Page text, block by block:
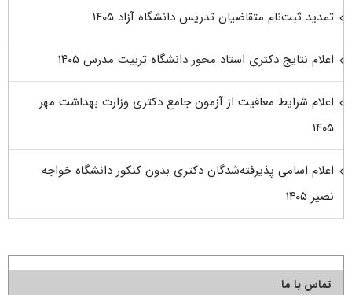
تمدید ثبت‌نام متقاضیان تدریس دانشگاه آزاد ۱۴۰۵
اعلام نتایج دکتری استاد محور دانشگاه تربیت مدرس ۱۴۰۵
اعلام شرایط معافیت از آزمون جامع دکتری وزارت بهداشت مهر
۱۴۰۵
اعلام اسامی پذیرفته‌شدگان دکتری بدون کنکور دانشگاه خواجه
نصیر ۱۴۰۵
تماس با ما